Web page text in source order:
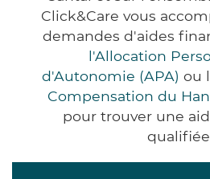
Click&Care vous
demandes d'aides
l'Allocation
d'Autonomie (APA) ou
Compensation du
pour trouver une